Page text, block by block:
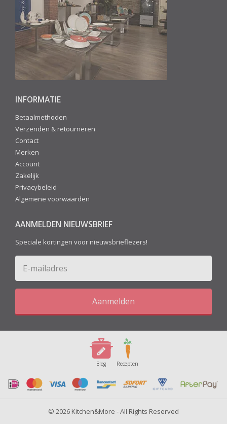
INFORMATIE
Betaalmethoden
Verzenden & retourneren
Contact
Merken
Account
Zakelijk
Privacybeleid
Algemene voorwaarden
AANMELDEN NIEUWSBRIEF
Speciale kortingen voor nieuwsbrieflezers!
Aanmelden
Blog Recepten
© 2026 Kitchen&More - All Rights Reserved